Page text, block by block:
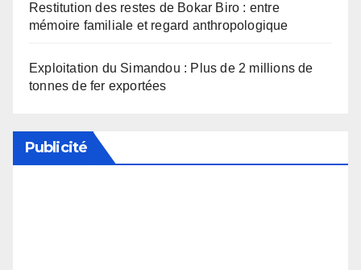
Restitution des restes de Bokar Biro : entre
mémoire familiale et regard anthropologique
Exploitation du Simandou : Plus de 2 millions de
tonnes de fer exportées
Publicité